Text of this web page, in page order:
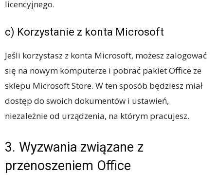
licencyjnego.
c) Korzystanie z konta Microsoft
Jeśli korzystasz z konta Microsoft, możesz zalogować
się na nowym komputerze i pobrać pakiet Office ze
sklepu Microsoft Store. W ten sposób będziesz miał
dostęp do swoich dokumentów i ustawień,
niezależnie od urządzenia, na którym pracujesz.
3. Wyzwania związane z
przenoszeniem Office